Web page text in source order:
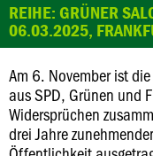
REIHE: GRÜNER
06.03.2025,
Am 6. November ist
aus SPD, Grünen und
Widersprüchen
drei Jahre